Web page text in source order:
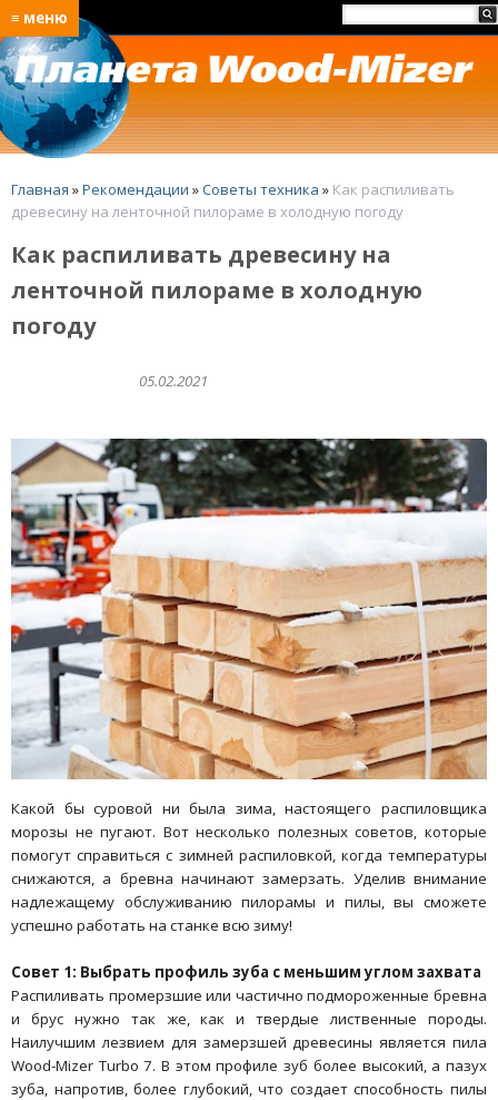
≡ меню
Главная »Рекомендации »Советы техника » Как распиливать
древесину на ленточной пилораме в холодную погоду
Как распиливать древесину на
ленточной пилораме в холодную
погоду
05.02.2021
Какой бы суровой ни была зима, настоящего распиловщика
морозы не пугают. Вот несколько полезных советов, которые
помогут справиться с зимней распиловкой, когда температуры
снижаются, а бревна начинают замерзать. Уделив внимание
надлежащему обслуживанию пилорамы и пилы, вы сможете
успешно работать на станке всю зиму!
Совет 1: Выбрать профиль зуба с меньшим углом захвата
Распиливать промерзшие или частично подмороженные бревна
и брус нужно так же, как и твердые лиственные породы.
Наилучшим лезвием для замерзшей древесины является пила
Wood-Mizer Turbo 7. В этом профиле зуб более высокий, а пазух
зуба, напротив, более глубокий, что создает способность пилы